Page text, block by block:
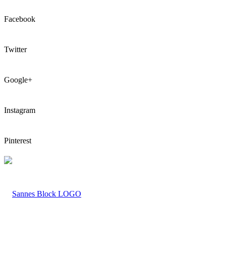
Facebook
Twitter
Google+
Instagram
Pinterest
LOGO